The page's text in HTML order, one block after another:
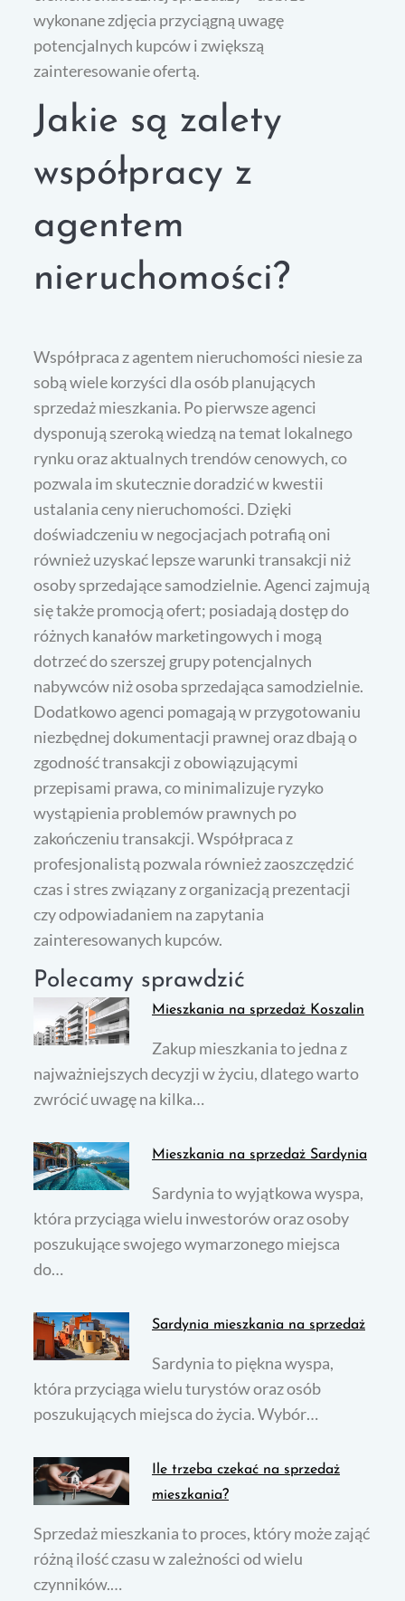
wykonane zdjęcia przyciągną uwagę
potencjalnych kupców i zwiększą
zainteresowanie ofertą.
Jakie są zalety
współpracy z
agentem
nieruchomości?
Współpraca z agentem nieruchomości niesie za
sobą wiele korzyści dla osób planujących
sprzedaż mieszkania. Po pierwsze agenci
dysponują szeroką wiedzą na temat lokalnego
rynku oraz aktualnych trendów cenowych, co
pozwala im skutecznie doradzić w kwestii
ustalania ceny nieruchomości. Dzięki
doświadczeniu w negocjacjach potrafią oni
również uzyskać lepsze warunki transakcji niż
osoby sprzedające samodzielnie. Agenci zajmują
się także promocją ofert; posiadają dostęp do
różnych kanałów marketingowych i mogą
dotrzeć do szerszej grupy potencjalnych
nabywców niż osoba sprzedająca samodzielnie.
Dodatkowo agenci pomagają w przygotowaniu
niezbędnej dokumentacji prawnej oraz dbają o
zgodność transakcji z obowiązującymi
przepisami prawa, co minimalizuje ryzyko
wystąpienia problemów prawnych po
zakończeniu transakcji. Współpraca z
profesjonalistą pozwala również zaoszczędzić
czas i stres związany z organizacją prezentacji
czy odpowiadaniem na zapytania
zainteresowanych kupców.
Polecamy sprawdzić
Mieszkania na sprzedaż Koszalin
Zakup mieszkania to jedna z
najważniejszych decyzji w życiu, dlatego warto
zwrócić uwagę na kilka…
Mieszkania na sprzedaż Sardynia
Sardynia to wyjątkowa wyspa,
która przyciąga wielu inwestorów oraz osoby
poszukujące swojego wymarzonego miejsca
do…
Sardynia mieszkania na sprzedaż
Sardynia to piękna wyspa,
która przyciąga wielu turystów oraz osób
poszukujących miejsca do życia. Wybór…
Ile trzeba czekać na sprzedaż
mieszkania?
Sprzedaż mieszkania to proces, który może zająć
różną ilość czasu w zależności od wielu
czynników.…